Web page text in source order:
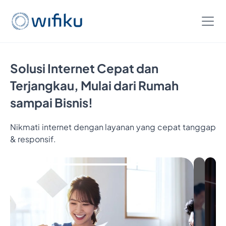
Solusi Internet Cepat dan
Terjangkau, Mulai dari Rumah
sampai Bisnis!
Nikmati internet dengan layanan yang cepat tanggap
& responsif.
Bayar
Bulan,
Nikmatin
Bulan
Internetan
Cukup
Bayar